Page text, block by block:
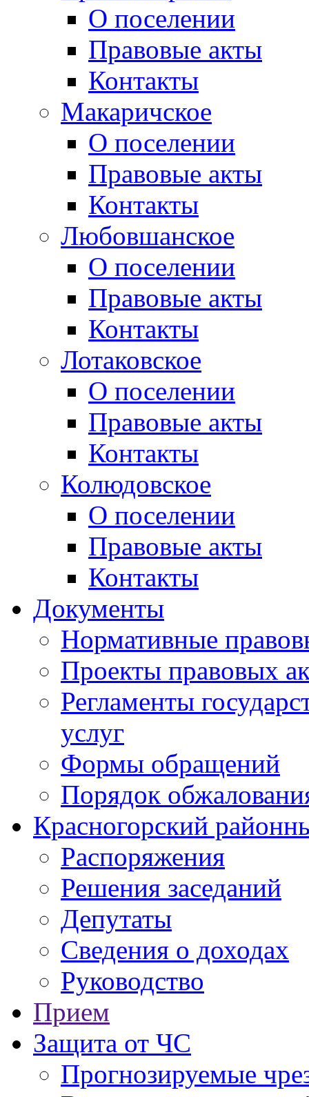
О поселении
Правовые акты
Контакты
Макаричское
О поселении
Правовые акты
Контакты
Любовшанское
О поселении
Правовые акты
Контакты
Лотаковское
О поселении
Правовые акты
Контакты
Колюдовское
О поселении
Правовые акты
Контакты
Документы
Нормативные
Проекты правовых
Регламенты
услуг
Формы обращений
Порядок
Красногорский
Распоряжения
Решения заседаний
Депутаты
Сведения о доходах
Руководство
Прием
Защита от ЧС
Прогнозируемые